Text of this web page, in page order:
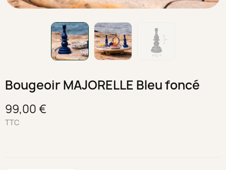
Bougeoir MAJORELLE Bleu foncé
99,00 €
TTC